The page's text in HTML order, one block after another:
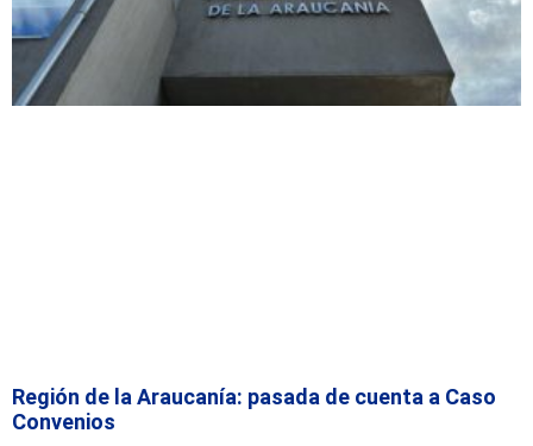
Región de la Araucanía: pasada de cuenta a Caso
Convenios